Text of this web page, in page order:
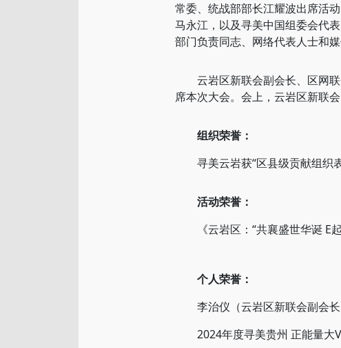
常委、统战部部长江耀波出席活
马永江，以及寻美中国组委会代
部门负责同志、网络代表人士和
云岩区新联会副会长、区网联
席本次大会。会上，云岩区新联
组织荣誉：
寻美云岩获“区县级贡献组织表
活动荣誉：
《云岩区：“共襄盛世华诞 E起
个人荣誉：
李治仪（云岩区新联会副会长
2024年度寻美贵州 正能量大V